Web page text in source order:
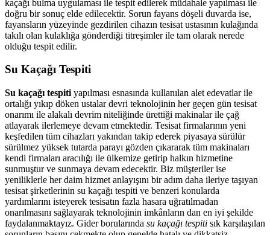
kaçağı bulma uygulaması ile tespit edilerek müdahale yapılması ile
doğru bir sonuç elde edilecektir. Sorun fayans döşeli duvarda ise,
fayansların yüzeyinde gezdirilen cihazın tesisat ustasının kulağında
takılı olan kulaklığa gönderdiği titreşimler ile tam olarak nerede
olduğu tespit edilir.
Su Kaçağı Tespiti
Su kaçağı tespiti yapılması esnasında kullanılan alet edevatlar ile
ortalığı yıkıp döken ustalar devri teknolojinin her geçen gün tesisat
onarımı ile alakalı devrim niteliğinde ürettiği makinalar ile çağ
atlayarak ilerlemeye devam etmektedir. Tesisat firmalarının yeni
keşfedilen tüm cihazları yakından takip ederek piyasaya sürülür
sürülmez yüksek tutarda parayı gözden çıkararak tüm makinaları
kendi firmaları aracılığı ile ülkemize getirip halkın hizmetine
sunmuştur ve sunmaya devam edecektir. Biz müşteriler ise
yeniliklerle her daim hizmet anlayışını bir adım daha ileriye taşıyan
tesisat şirketlerinin su kaçağı tespiti ve benzeri konularda
yardımlarını isteyerek tesisatın fazla hasara uğratılmadan
onarılmasını sağlayarak teknolojinin imkânların dan en iyi şekilde
faydalanmaktayız. Gider borularında su kaçağı tespiti sık karşılaşılan